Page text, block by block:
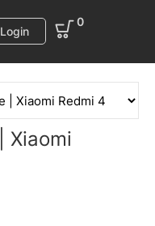
Login
0
Xiaomi